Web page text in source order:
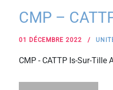
CMP –
01 DÉCEMBRE 2022
CMP - CATTP Is-Sur-Tille